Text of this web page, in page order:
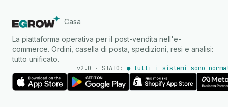
Casa
La piattaforma operativa per il post-vendita nell'e-
commerce. Ordini, casella di posta, spedizioni, resi e analisi:
tutto unificato.
v2.0 · STATO: ● tutti i sistemi sono